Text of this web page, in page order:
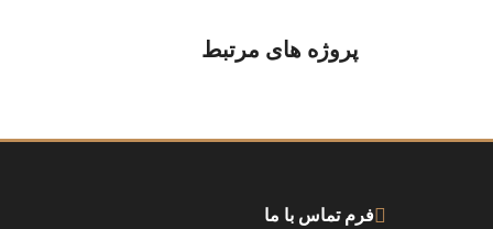
پروژه های مرتبط
فرم تماس با ما